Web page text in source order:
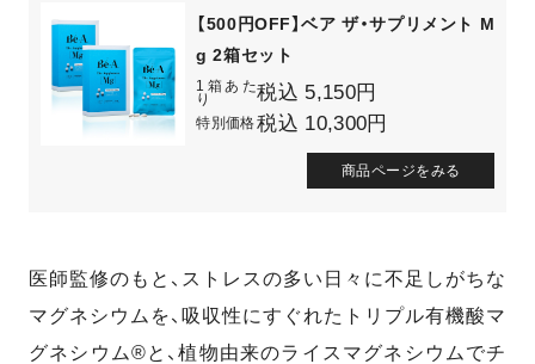
【500円OFF】ベア ザ・サプリメント M
g 2箱セット
1箱あた
り 税込 5,150円
特別価格税込 10,300円
商品ページをみる
医師監修のもと、ストレスの多い日々に不足しがちな
マグネシウムを、吸収性にすぐれたトリプル有機酸マ
グネシウム®と、植物由来のライスマグネシウムでチ